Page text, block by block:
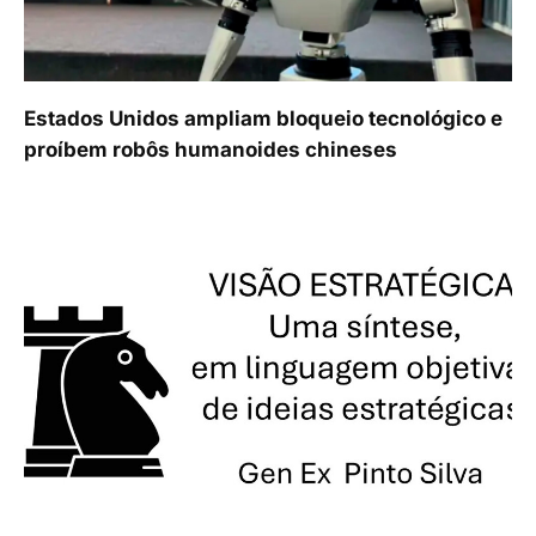
Estados Unidos ampliam bloqueio tecnológico e
proíbem robôs humanoides chineses